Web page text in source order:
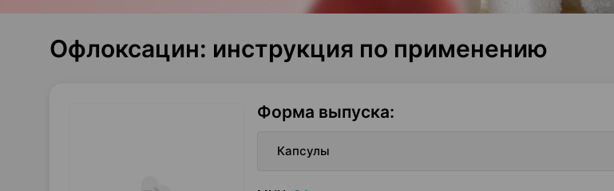
Офлоксацин: инструкция по применению
Форма выпуска:
Капсулы